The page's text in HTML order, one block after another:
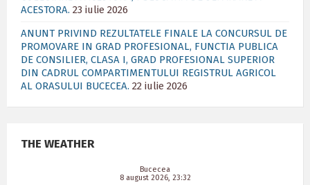
ACESTORA. 23 iulie 2026
ANUNT PRIVIND REZULTATELE FINALE LA CONCURSUL DE
PROMOVARE IN GRAD PROFESIONAL, FUNCTIA PUBLICA
DE CONSILIER, CLASA I, GRAD PROFESIONAL SUPERIOR
DIN CADRUL COMPARTIMENTULUI REGISTRUL AGRICOL
AL ORASULUI BUCECEA. 22 iulie 2026
THE WEATHER
Bucecea
8 august 2026, 23:32